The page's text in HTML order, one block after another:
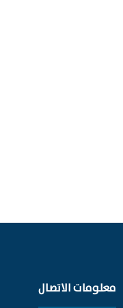
معلومات الاتصال